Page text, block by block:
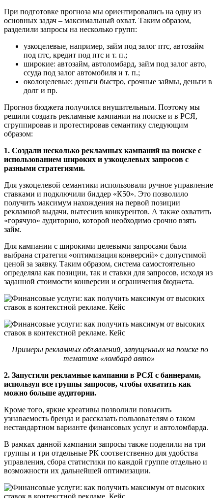
При подготовке прогноза мы ориентировались на одну из
основных задач – максимальный охват. Таким образом,
разделили запросы на несколько групп:
узкоцелевые, например, займ под залог птс, автозайм
под птс, кредит под птс и т. п.;
широкие: автозайм, автоломбард, займ под залог авто,
ссуда под залог автомобиля и т. п.;
околоцелевые: деньги быстро, срочные займы, деньги в
долг и пр.
Прогноз бюджета получился внушительным. Поэтому мы
решили создать рекламные кампании на поиске и в РСЯ,
сгруппировав и протестировав семантику следующим
образом:
1. Создали несколько рекламных кампаний на поиске с
использованием широких и узкоцелевых запросов с
разными стратегиями.
Для узкоцелевой семантики использовали ручное управление
ставками и подключили биддер «К50». Это позволило
получить максимум нахождения на первой позиции
рекламной выдачи, вытеснив конкурентов. А также охватить
«горячую» аудиторию, которой необходимо срочно взять
займ.
Для кампании с широкими целевыми запросами была
выбрана стратегия «оптимизация конверсий» с допустимой
ценой за заявку. Таким образом, система самостоятельно
определяла как позиции, так и ставки для запросов, исходя из
заданной стоимости конверсии и ограничения бюджета.
Примеры рекламных объявлений, запущенных на поиске по
тематике «ломбард авто»
2. Запустили рекламные кампании в РСЯ с баннерами,
используя все группы запросов, чтобы охватить как
можно больше аудитории.
Кроме того, яркие креативы позволили повысить
узнаваемость бренда и рассказать пользователям о таком
нестандартном варианте финансовых услуг и автоломбарда.
В рамках данной кампании запросы также поделили на три
группы и три отдельные РК соответственно для удобства
управления, сбора статистики по каждой группе отдельно и
возможности их дальнейшей оптимизации.